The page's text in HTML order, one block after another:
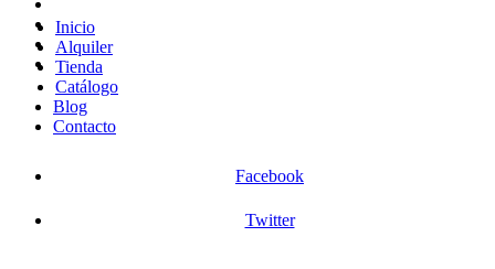
Inicio
Alquiler
Tienda
Catálogo
Blog
Contacto
Facebook
Twitter